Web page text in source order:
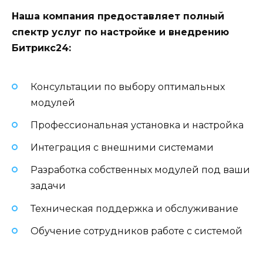
Наша компания предоставляет полный
спектр услуг по настройке и внедрению
Битрикс24:
Консультации по выбору оптимальных
модулей
Профессиональная установка и настройка
Интеграция с внешними системами
Разработка собственных модулей под ваши
задачи
Техническая поддержка и обслуживание
Обучение сотрудников работе с системой